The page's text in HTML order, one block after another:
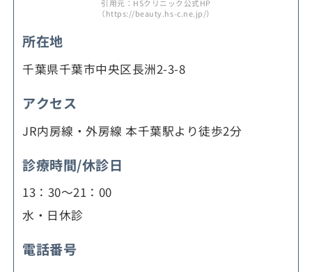
引用元：HSクリニック公式HP
（https://beauty.hs-c.ne.jp/）
所在地
千葉県千葉市中央区長洲2-3-8
アクセス
JR内房線・外房線 本千葉駅より徒歩2分
診療時間/休診日
13：30～21：00
水・日休診
電話番号